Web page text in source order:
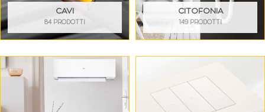
CAVI
84 PRODOTTI
CITOFONIA
149 PRODOTTI